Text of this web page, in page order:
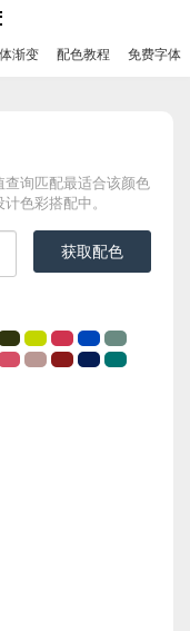
渐变 配色教程 免费字体
询匹配最适合该颜色
色彩搭配中。
获取配色